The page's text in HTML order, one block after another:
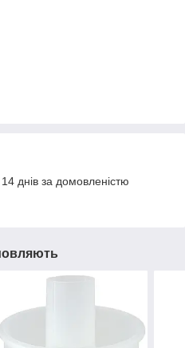
днів за домовленістю